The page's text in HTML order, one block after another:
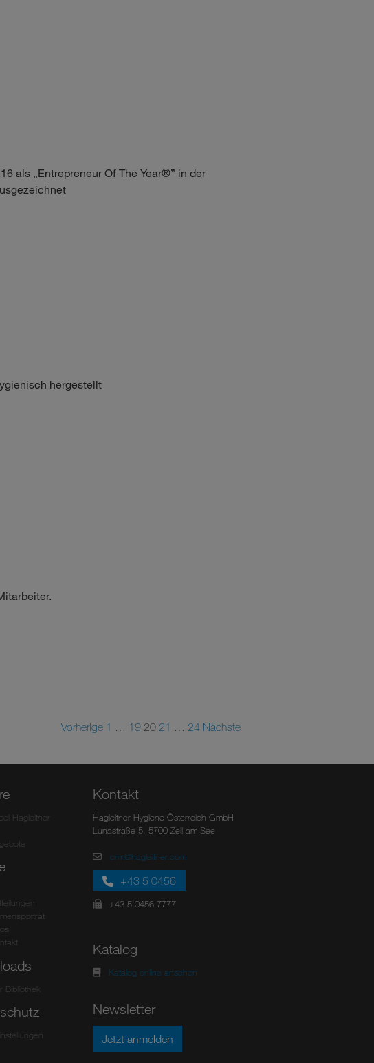
als „Entrepreneur Of The Year®” in der
hergestellt
Vorherige 1 … 19 20 21 … 24 Nächste
Hagleitner
Bibliothek
Kontakt
Hagleitner Hygiene Österreich GmbH
Lunastraße 5, 5700 Zell am See
crm@hagleitner.com
+43 5 0456
+43 5 0456 7777
Katalog
Katalog online ansehen
Newsletter
Jetzt anmelden